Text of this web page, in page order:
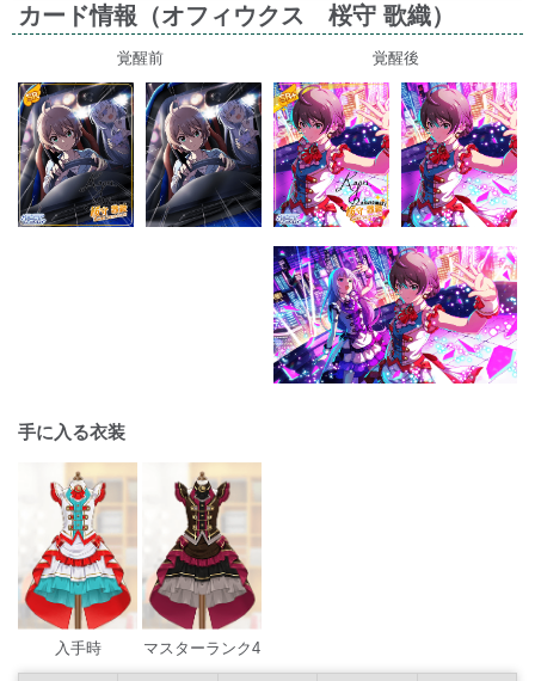
カード情報（オフィウクス 桜守 歌織）
覚醒前 覚醒後
手に入る衣装
入手時 マスターランク4